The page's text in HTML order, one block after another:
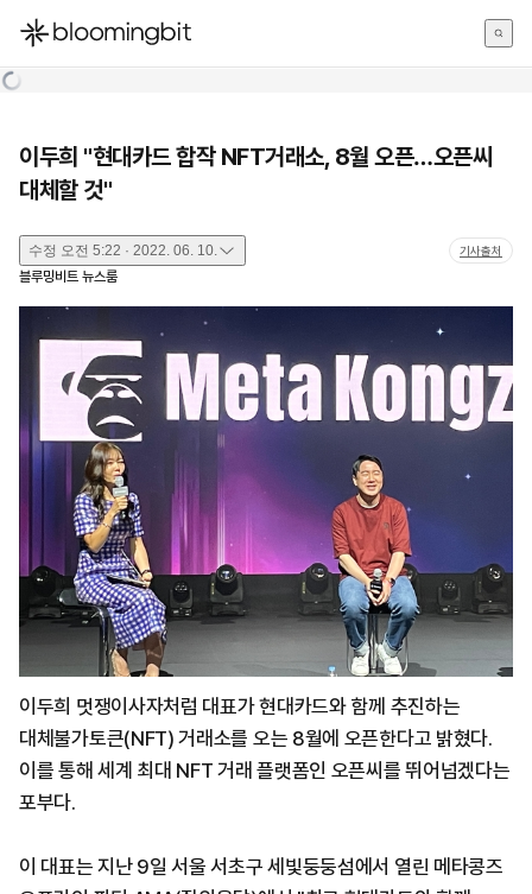
한국어
이두희 "현대카드 합작 NFT거래소, 8월 오픈…오픈씨
대체할 것"
수정 오전 5:22 · 2022. 06. 10. 기사출처
블루밍비트 뉴스룸
이두희 멋쟁이사자처럼 대표가 현대카드와 함께 추진하는
대체불가토큰(NFT) 거래소를 오는 8월에 오픈한다고 밝혔다.
이를 통해 세계 최대 NFT 거래 플랫폼인 오픈씨를 뛰어넘겠다는
포부다.
이 대표는 지난 9일 서울 서초구 세빛둥둥섬에서 열린 메타콩즈